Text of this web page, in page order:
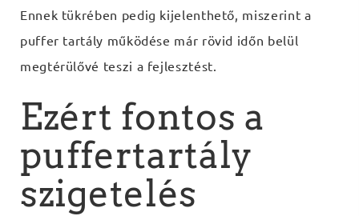
Ennek tükrében pedig kijelenthető, miszerint a
puffer tartály működése már rövid időn belül
megtérülővé teszi a fejlesztést.
Ezért fontos a
puffertartály
szigetelés